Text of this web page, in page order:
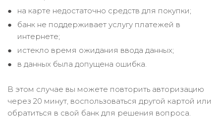
на карте недостаточно средств для покупки;
банк не поддерживает услугу платежей в
интернете;
истекло время ожидания ввода данных;
в данных была допущена ошибка.
В этом случае вы можете повторить авторизацию
через 20 минут, воспользоваться другой картой или
обратиться в свой банк для решения вопроса.